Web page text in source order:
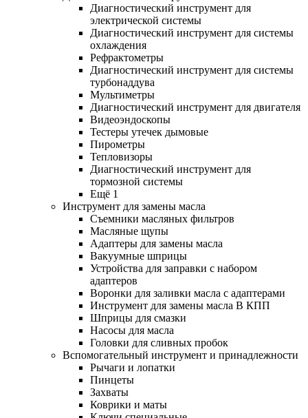
Диагностический инструмент для
электрической системы
Диагностический инструмент для системы
охлаждения
Рефрактометры
Диагностический инструмент для системы
турбонаддува
Мультиметры
Диагностический инструмент для двигателя
Видеоэндоскопы
Тестеры утечек дымовые
Пирометры
Тепловизоры
Диагностический инструмент для
тормозной системы
Ещё 1
Инструмент для замены масла
Съемники масляных фильтров
Масляные щупы
Адаптеры для замены масла
Вакуумные шприцы
Устройства для заправки с набором
адаптеров
Воронки для заливки масла с адаптерами
Инструмент для замены масла В КПП
Шприцы для смазки
Насосы для масла
Головки для сливных пробок
Вспомогательный инструмент и принадлежности
Рычаги и лопатки
Пинцеты
Захваты
Коврики и маты